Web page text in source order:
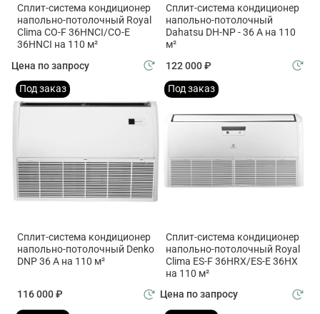
Сплит-система кондиционер
напольно-потолочный Royal
Clima CO-F 36HNCI/CO-E
36HNCI на 110 м²
Цена по запросу
Сплит-система кондиционер
напольно-потолочный
Dahatsu DH-NP - 36 А на 110
м²
122 000 ₽
Под заказ
Сплит-система кондиционер
напольно-потолочный Denko
DNP 36 А на 110 м²
116 000 ₽
Под заказ
Сплит-система кондиционер
напольно-потолочный Royal
Clima ES-F 36HRX/ES-E 36HX
на 110 м²
Цена по запросу